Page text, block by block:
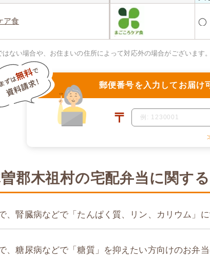
ア食 ◯
ない場合や、お住まいの住所によって対応外の場合がございます。
郵便番号を入力して お届け
〒
郡木祖村の宅配弁当に関す
、腎臓病などで「たんぱく質、リン、カリウム」
、糖尿病などで「糖質」を抑えたい方向けのお弁